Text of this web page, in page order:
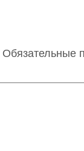
Обязательные